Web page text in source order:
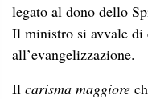
legato al dono dello
Il ministro si avvale di
all’evangelizzazione.
Il carisma maggiore